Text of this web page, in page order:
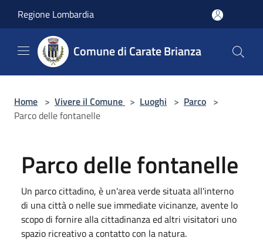
Regione Lombardia
Comune di Carate Brianza
Home > Vivere il Comune > Luoghi > Parco >
Parco delle fontanelle
Parco delle fontanelle
Un parco cittadino, è un'area verde situata all'interno
di una città o nelle sue immediate vicinanze, avente lo
scopo di fornire alla cittadinanza ed altri visitatori uno
spazio ricreativo a contatto con la natura.